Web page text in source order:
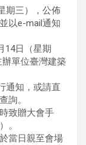
期三），公佈
以e-mail通知
14日（星期
單位臺灣建築
通知，或請直
詢。
致贈大會手
。
當日親至會場